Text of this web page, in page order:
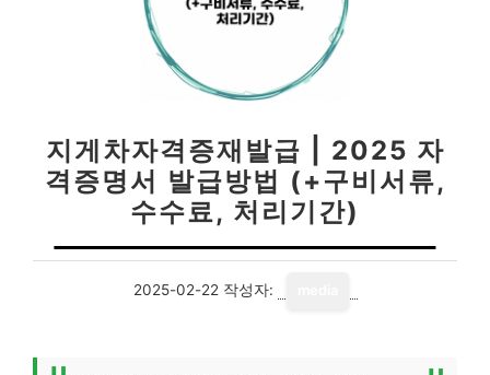
지게차자격증재발급 | 2025 자
격증명서 발급방법 (+구비서류,
수수료, 처리기간)
2025-02-22 작성자: